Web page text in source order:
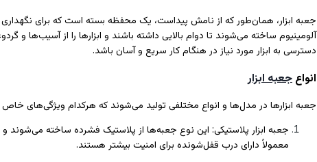
جعبه ابزار، همان‌طور که از نامش پیداست، یک محفظه بسته است که برای
آلومینیوم ساخته می‌شوند تا دوام بالایی داشته باشند و ابزارها را از آسیب‌ها و
دسترسی به ابزار مورد نیاز در هنگام کار سریع و آسان باشد.
انواع جعبه ابزار
جعبه ابزارها در مدل‌ها و انواع مختلفی تولید می‌شوند که هرکدام ویژگی‌های خاص
جعبه ابزار پلاستیکی: این نوع جعبه‌ها از پلاستیک فشرده ساخته
معمولاً دارای درب قفل‌شونده برای امنیت بیشتر هستند.